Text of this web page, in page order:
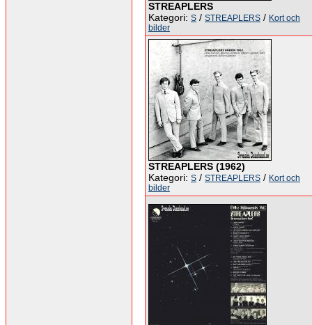
STREAPLERS
Kategori: S / STREAPLERS / Kort och
bilder
STREAPLERS (1962)
Kategori: S / STREAPLERS / Kort och
bilder